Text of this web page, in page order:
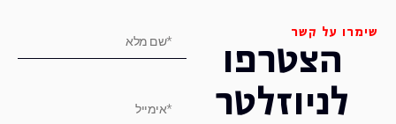
שימרו על קשר
הצטרפו
לניוזלטר